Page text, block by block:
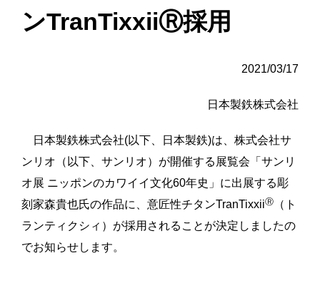
ンTranTixxiiⓇ採用
2021/03/17
日本製鉄株式会社
日本製鉄株式会社(以下、日本製鉄)は、株式会社サ
ンリオ（以下、サンリオ）が開催する展覧会「サンリ
オ展 ニッポンのカワイイ文化60年史」に出展する彫
刻家森貴也氏の作品に、意匠性チタンTranTixxiiⓇ
（ト
ランティクシィ）が採用されることが決定しましたの
でお知らせします。